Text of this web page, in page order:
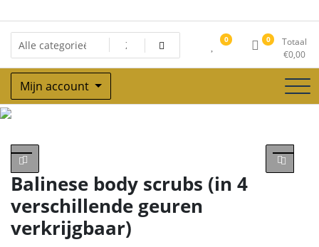
naar
de
inhoud
0 0
Totaal
€0,00
Mijn account
Balinese body scrubs (in 4
verschillende geuren
verkrijgbaar)